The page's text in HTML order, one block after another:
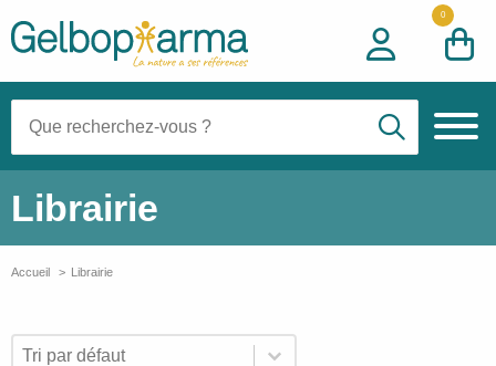
0
Librairie
Accueil Librairie
Nos
Trier par
Trier le contenu
Trier le contenu